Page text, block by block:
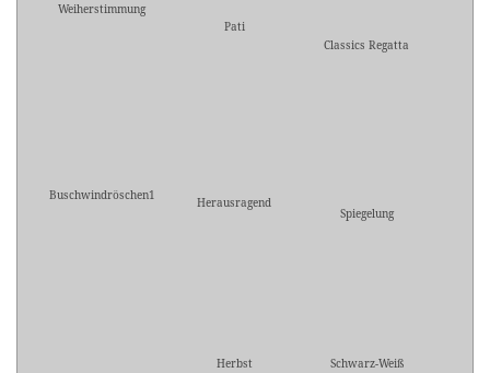
Weiherstimmung
Pati
Classics Regatta
Buschwindröschen1 Herausragend
Spiegelung
Herbst Schwarz-Weiß